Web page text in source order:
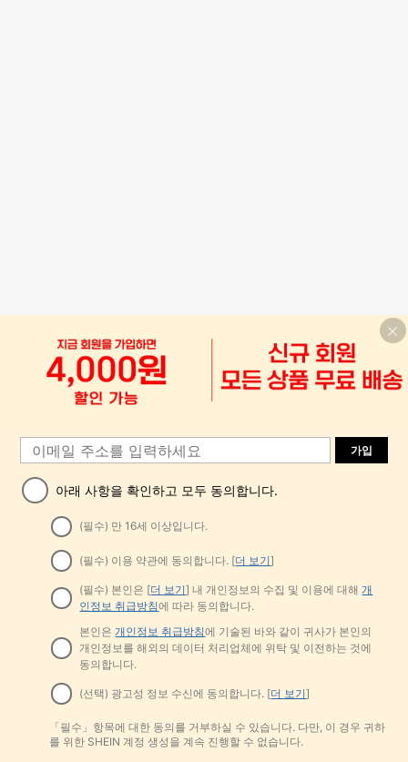
가입
아래 사항을 확인하고 모두 동의합니다.
(필수) 만 16세 이상입니다.
(필수) 이용 약관에 동의합니다. [더 보기]
(필수) 본인은 [더 보기] 내 개인정보의 수집 및 이용에 대해개
인정보 취급방침에 따라 동의합니다.
본인은 개인정보 취급방침에 기술된 바와 같이 귀사가 본인의
개인정보를 해외의 데이터 처리업체에 위탁 및 이전하는 것에
동의합니다.
(선택) 광고성 정보 수신에 동의합니다. [더 보기]
「필수」항목에 대한 동의를 거부하실 수 있습니다. 다만, 이 경우 귀하
를 위한 SHEIN 계정 생성을 계속 진행할 수 없습니다.